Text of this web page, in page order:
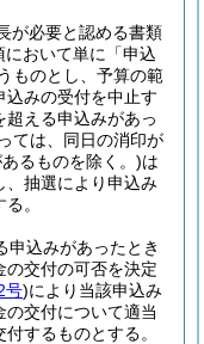
が必要と認める書類
において単に「申込
ものとし、予算の範
込みの受付を中止す
超える申込みがあっ
ては、同日の消印が
るものを除く。)は
、抽選により申込み
。
申込みがあったとき
の交付の可否を決定
号)により当該申込み
交付について適当
するものとする。